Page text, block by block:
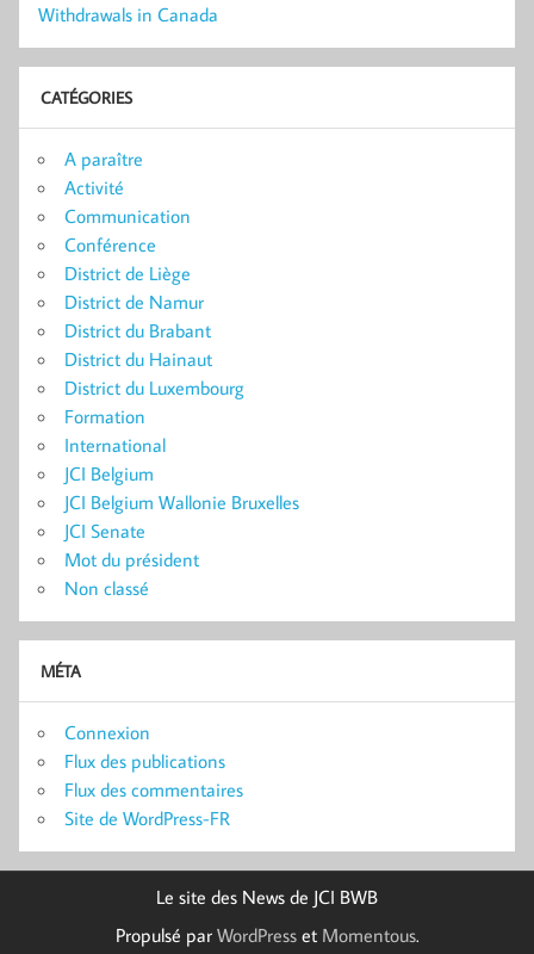
Withdrawals in Canada
CATÉGORIES
A paraître
Activité
Communication
Conférence
District de Liège
District de Namur
District du Brabant
District du Hainaut
District du Luxembourg
Formation
International
JCI Belgium
JCI Belgium Wallonie Bruxelles
JCI Senate
Mot du président
Non classé
MÉTA
Connexion
Flux des publications
Flux des commentaires
Site de WordPress-FR
Le site des News de JCI BWB
Propulsé par WordPresset Momentous.